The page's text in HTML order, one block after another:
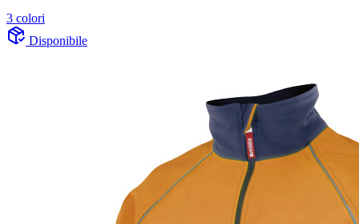
3 colori
Disponibile